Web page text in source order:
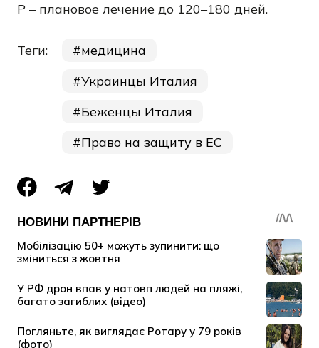
P – плановое лечение до 120–180 дней.
Теги:
медицина
Украинцы Италия
Беженцы Италия
Право на защиту в ЕС